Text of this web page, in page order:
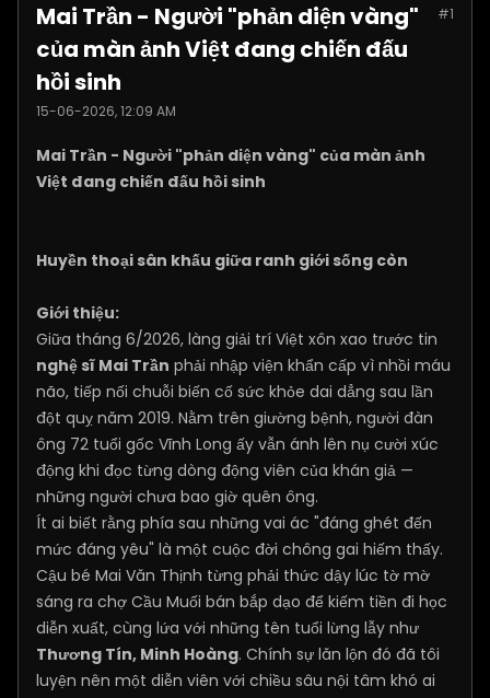
Posts:5399 #1
Mai Trần - Người "phản diện vàng"
của màn ảnh Việt đang chiến đấu
hồi sinh
15-06-2026, 12:09 AM
Mai Trần - Người "phản diện vàng" của màn ảnh
Việt đang chiến đấu hồi sinh
Huyền thoại sân khấu giữa ranh giới sống còn
Giới thiệu:
Giữa tháng 6/2026, làng giải trí Việt xôn xao trước tin
nghệ sĩ Mai Trần phải nhập viện khẩn cấp vì nhồi máu
não, tiếp nối chuỗi biến cố sức khỏe dai dẳng sau lần
đột quỵ năm 2019. Nằm trên giường bệnh, người đàn
ông 72 tuổi gốc Vĩnh Long ấy vẫn ánh lên nụ cười xúc
động khi đọc từng dòng động viên của khán giả —
những người chưa bao giờ quên ông.
Ít ai biết rằng phía sau những vai ác "đáng ghét đến
mức đáng yêu" là một cuộc đời chông gai hiếm thấy.
Cậu bé Mai Văn Thịnh từng phải thức dậy lúc tờ mờ
sáng ra chợ Cầu Muối bán bắp dạo để kiếm tiền đi học
diễn xuất, cùng lứa với những tên tuổi lừng lẫy như
Thương Tín, Minh Hoàng. Chính sự lăn lộn đó đã tôi
luyện nên một diễn viên với chiều sâu nội tâm khó ai